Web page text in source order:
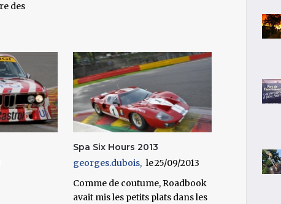
des
Spa Six Hours 2013
georges.dubois
25/09/2013
Comme de coutume, Roadbook
avait mis les petits plats dans les